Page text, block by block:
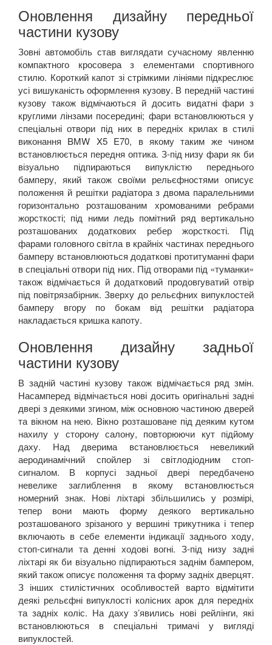
Оновлення дизайну передньої
частини кузову
Зовні автомобіль став виглядати сучасному явленню
компактного кросовера з елементами спортивного
стилю. Короткий капот зі стрімкими лініями підкреслює
усі вишуканість оформлення кузову. В передній частині
кузову також відмічаються й досить видатні фари з
круглими лінзами посередині; фари встановлюються у
спеціальні отвори під них в передніх крилах в стилі
виконання BMW X5 E70, в якому таким же чином
встановлюється передня оптика. З-під низу фари як би
візуально підпираються випуклістю переднього
бамперу, який також своїми рельєфностями описує
положення й решітки радіатора з двома паралельними
горизонтально розташованим хромованими ребрами
жорсткості; під ними ледь помітний ряд вертикально
розташованих додаткових ребер жорсткості. Під
фарами головного світла в крайніх частинах переднього
бамперу встановлюються додаткові протитуманні фари
в спеціальні отвори під них. Під отворами під «туманки»
також відмічається й додатковий продовгуватий отвір
під повітрязабірник. Зверху до рельєфних випуклостей
бамперу вгору по бокам від решітки радіатора
накладається кришка капоту.
Оновлення дизайну задньої
частини кузову
В задній частині кузову також відмічається ряд змін.
Насамперед відмічається нові досить оригінальні задні
двері з деякими згином, між основною частиною дверей
та вікном на нею. Вікно розташоване під деяким кутом
нахилу у сторону салону, повторюючи кут підйому
даху. Над дверима встановлюється невеликий
аеродинамічний спойлер зі світлодіодним стоп-
сигналом. В корпусі задньої двері передбачено
невелике заглиблення в якому встановлюється
номерний знак. Нові ліхтарі збільшились у розмірі,
тепер вони мають форму деякого вертикально
розташованого зрізаного у вершині трикутника і тепер
включають в себе елементи індикації заднього ходу,
стоп-сигнали та денні ходові вогні. З-під низу задні
ліхтарі як би візуально підпираються заднім бампером,
який також описує положення та форму задніх дверцят.
З інших стилістичних особливостей варто відмітити
деякі рельєфні випуклості колісних арок для передніх
та задніх коліс. На даху з’явились нові рейлінги, які
встановлюються в спеціальні тримачі у вигляді
випуклостей.